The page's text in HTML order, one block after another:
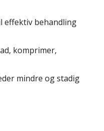
effektiv behandling
komprimer,
mindre og stadig